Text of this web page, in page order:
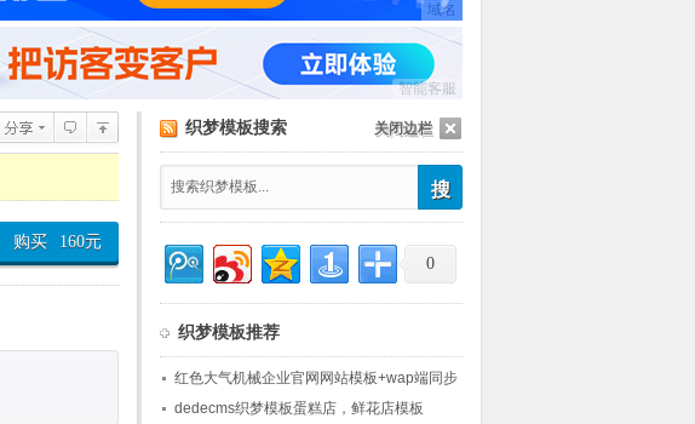
域名
智能客服
关闭边栏
购买 160元
织梦模板搜索
0
织梦模板推荐
红色大气机械企业官网网站模板+wap端同步
+seo优化+测试数据
dedecms织梦模板蛋糕店，鲜花店模板